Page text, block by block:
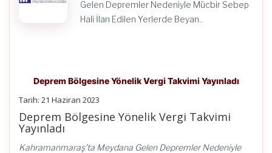
Gelen Depremler Nedeniyle Mücbir Sebep
Hali İlan Edilen Yerlerde Beyan..
Deprem Bölgesine Yönelik Vergi Takvimi Yayınladı
Tarih: 21 Haziran 2023
Deprem Bölgesine Yönelik Vergi Takvimi
Yayınladı
Kahramanmaraş’ta Meydana Gelen Depremler Nedeniyle